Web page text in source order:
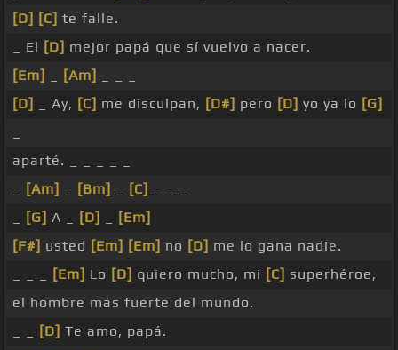
[D] [C] te falle.
_ El [D] mejor papá que sí vuelvo a nacer.
[Em]
[Am]
[D]
_ Ay, [C] me disculpan, [D#] pero [D] yo ya lo [G]
aparté. _ _ _ _ _
[Am] [Bm] [C]
[G] A _ [D]
[Em]
[F#] usted [Em] [Em] no [D] me lo gana nadie.
[Em] Lo [D] quiero mucho, mi [C] superhéroe,
el hombre más fuerte del mundo.
[D] Te amo, papá.